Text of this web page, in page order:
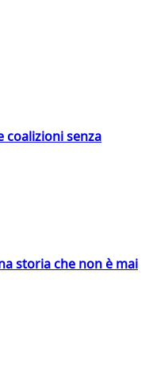
coalizioni senza
storia che non è mai